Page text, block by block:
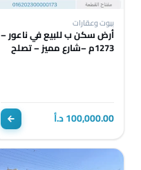
بيوت وعقارات
أرض سكن ب للبيع في ناعور –
1273م –شارع مميز – تصلح
100,000.00 د.أ